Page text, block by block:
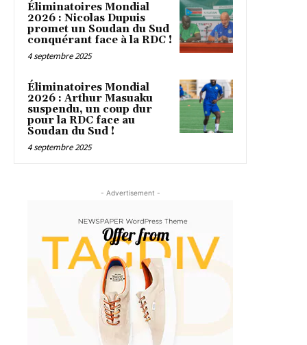
Éliminatoires Mondial
2026 : Nicolas Dupuis
promet un Soudan du Sud
conquérant face à la RDC !
4 septembre 2025
Éliminatoires Mondial
2026 : Arthur Masuaku
suspendu, un coup dur
pour la RDC face au
Soudan du Sud !
4 septembre 2025
- Advertisement -